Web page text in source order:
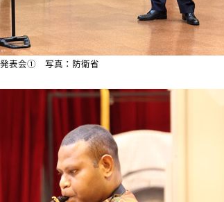
表会① 写真：防衛省